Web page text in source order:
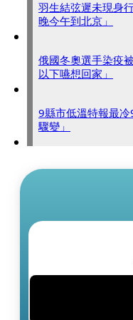
羽生結弦遲未現身
晚今午到北京」
俄國冬奧選手染疫
以下嚥想回家」
9縣市低溫特報最
驟變」